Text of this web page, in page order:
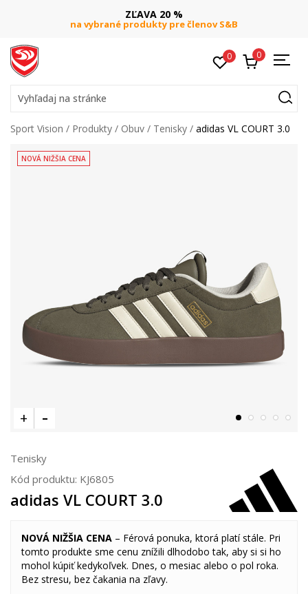
ZĽAVA 20 %
na vybrané produkty pre členov S&B
0 0
Vyhľadaj na stránke
Sport Vision Produkty Obuv Tenisky adidas VL COURT 3.0
NOVÁ NIŽŠIA CENA
Tenisky
Kód produktu: KJ6805
adidas VL COURT 3.0
NOVÁ NIŽŠIA CENA – Férová ponuka, ktorá platí stále. Pri
tomto produkte sme cenu znížili dlhodobo tak, aby si si ho
mohol kúpiť kedykoľvek. Dnes, o mesiac alebo o pol roka.
Bez stresu, bez čakania na zľavy.